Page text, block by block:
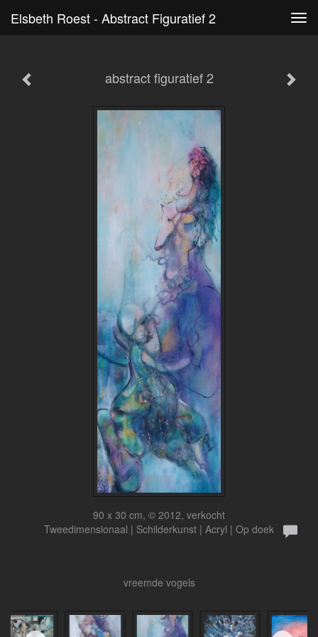
Elsbeth Roest - Abstract Figuratief 2
abstract figuratief 2
90 x 30 cm, © 2012, verkocht
Tweedimensionaal | Schilderkunst | Acryl | Op doek
vreemde vogels